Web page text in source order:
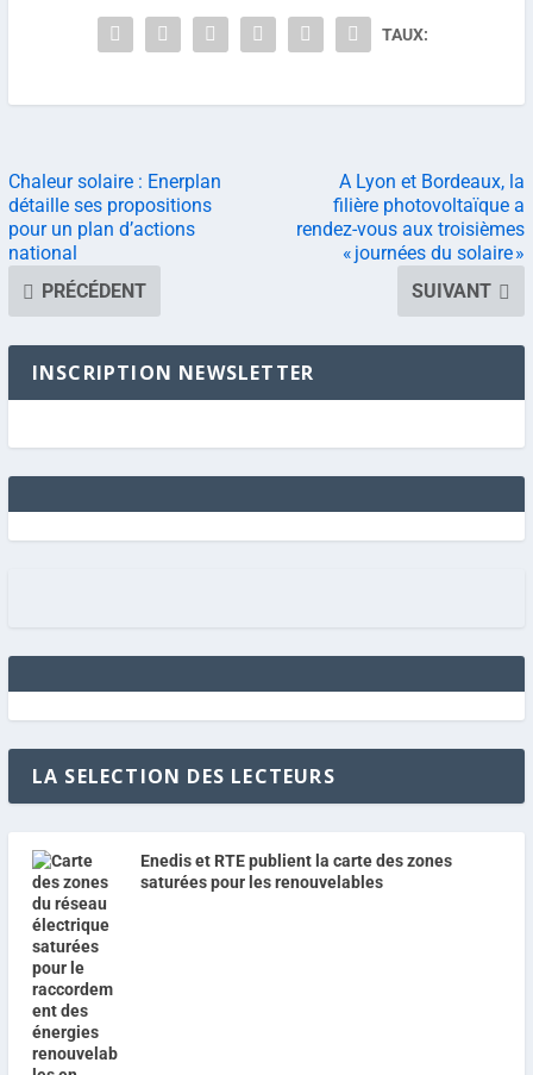
TAUX:
Chaleur solaire : Enerplan
détaille ses propositions
pour un plan d’actions
national
PRÉCÉDENT
A Lyon et Bordeaux, la
filière photovoltaïque a
rendez-vous aux troisièmes
« journées du solaire »
SUIVANT
INSCRIPTION NEWSLETTER
LA SELECTION DES LECTEURS
Enedis et RTE publient la carte des zones
saturées pour les renouvelables